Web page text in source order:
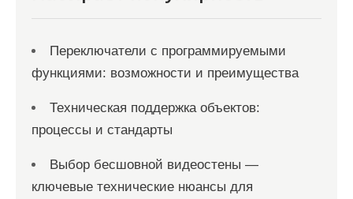
м
Переключатели с программируемыми
функциями: возможности и преимущества
Техническая поддержка объектов:
процессы и стандарты
Выбор бесшовной видеостены —
ключевые технические нюансы для